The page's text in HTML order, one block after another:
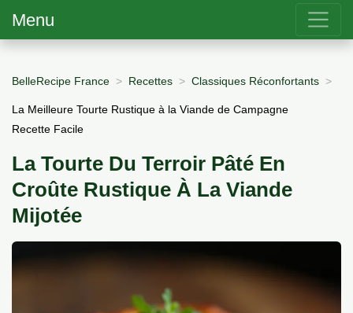
Menu
BelleRecipe France Recettes Classiques Réconfortants
La Meilleure Tourte Rustique à la Viande de Campagne
Recette Facile
La Tourte Du Terroir Pâté En
Croûte Rustique À La Viande
Mijotée